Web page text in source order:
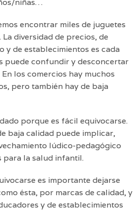
niñas…
encontrar miles de juguetes
diversidad de precios, de
y de establecimientos es cada
puede confundir y desconcertar
los comercios hay muchos
pero también hay de baja
porque es fácil equivocarse.
baja calidad puede implicar,
lúdico-pedagógico
para la salud infantil.
es importante dejarse
ésta, por marcas de calidad, y
y de establecimientos